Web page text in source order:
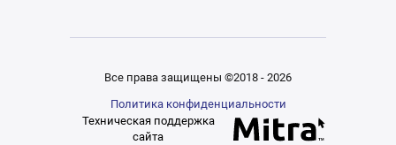
Все права защищены ©2018 - 2026
Политика конфиденциальности
Техническая поддержка
сайта